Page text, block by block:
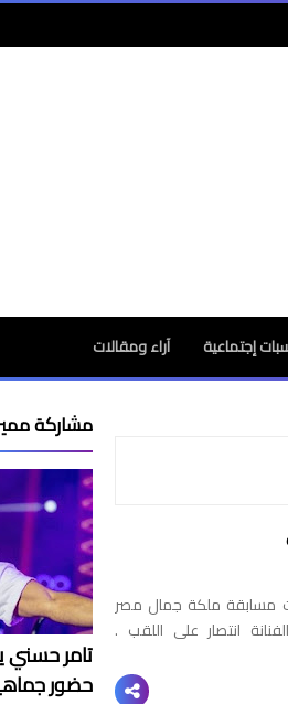
إجتماعية آراء ومقالات
مسابقة ملكة جمال مصر
نادر ابنة الفنانة انتصار على اللقب .
مشاركة
تامر
حضور